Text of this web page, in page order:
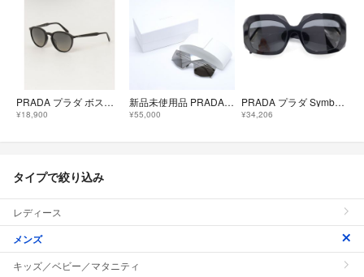
PRADA プラダ ボストン サングラス PR05XSF 1AB2D0
¥18,900
新品未使用品 PRADA プラダ Sunglasses サングラス アイウェア イエローレンズ シルバーテンプル SPRB55 1BC-60N 145 中古 4a004484
¥55,000
PRADA プラダ Symbole Sunglasses サイド シンボル ロゴ スクエア アイウェア サングラス ブラック
¥34,206
タイプで絞り込み
レディース
メンズ
キッズ／ベビー／マタニティ